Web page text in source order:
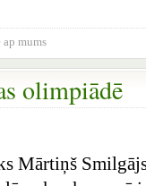
ap mums
olimpiādē
Mārtiņš